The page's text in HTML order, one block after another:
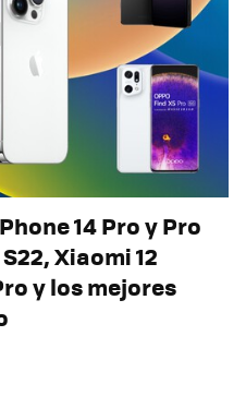
14 Pro y Pro
Xiaomi 12
y los mejores